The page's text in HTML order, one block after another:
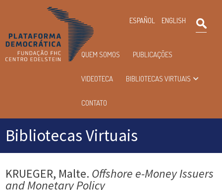
ESPAÑOL ENGLISH
Menu
principal
QUEM SOMOS PUBLICAÇÕES
VIDEOTECA BIBLIOTECAS VIRTUAIS
CONTATO
Bibliotecas Virtuais
KRUEGER, Malte. Offshore e-Money Issuers
and Monetary Policy